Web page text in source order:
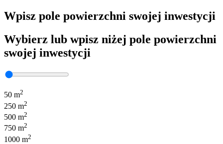
Wpisz pole powierzchni swojej inwestycji
Wybierz lub wpisz niżej pole powierzchni
swojej inwestycji
50 m2
250 m2
500 m2
750 m2
1000 m2